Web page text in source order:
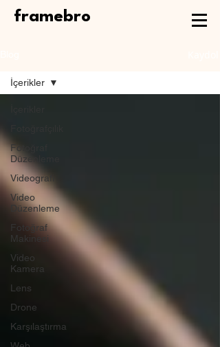
framebro
Fotoğraf
Düzenleme
Videografi
Video
Düzenleme
Fotoğraf
Makinesi
Video
Kamera
Lens
Drone
Karşılaştırma
İçerikler